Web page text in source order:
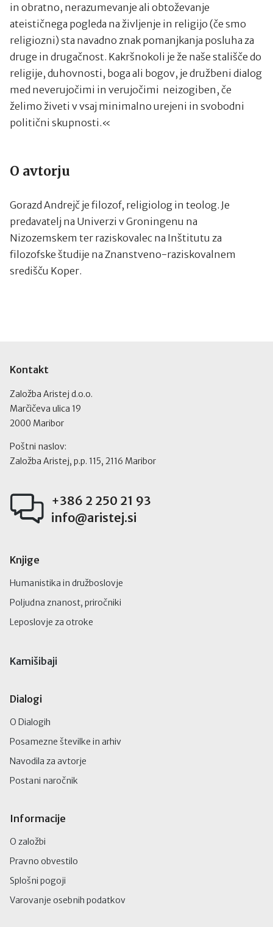
in obratno, nerazumevanje ali obtoževanje
ateističnega pogleda na življenje in religijo (če smo
religiozni) sta navadno znak pomanjkanja posluha za
druge in drugačnost. Kakršnokoli je že naše stališče do
religije, duhovnosti, boga ali bogov, je družbeni dialog
med neverujočimi in verujočimi neizogiben, če
želimo živeti v vsaj minimalno urejeni in svobodni
politični skupnosti.«
O avtorju
Gorazd Andrejč je filozof, religiolog in teolog. Je
predavatelj na Univerzi v Groningenu na
Nizozemskem ter raziskovalec na Inštitutu za
filozofske študije na Znanstveno-raziskovalnem
središču Koper.
Kontakt
Založba Aristej d.o.o.
Marčičeva ulica 19
2000 Maribor
Poštni naslov:
Založba Aristej, p.p. 115, 2116 Maribor
+386 2 250 21 93
info@aristej.si
Knjige
Humanistika in družboslovje
Poljudna znanost, priročniki
Leposlovje za otroke
Kamišibaji
Dialogi
O Dialogih
Posamezne številke in arhiv
Navodila za avtorje
Postani naročnik
Informacije
O založbi
Pravno obvestilo
Splošni pogoji
Varovanje osebnih podatkov